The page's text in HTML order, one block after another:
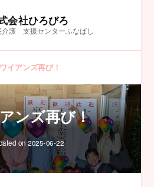
会社ひろびろ
介護 支援センターふなばし
イアンズ再び！
ンズ再び！
on2025-06-22